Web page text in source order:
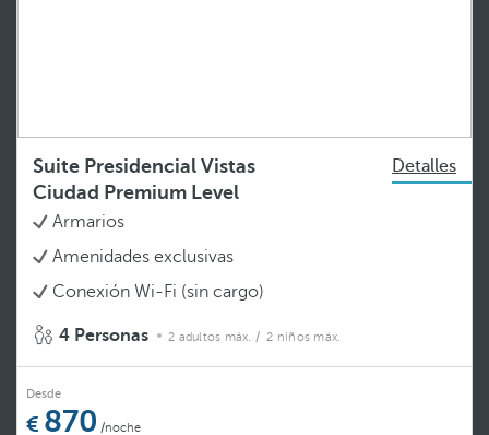
Suite Presidencial Vistas
Ciudad Premium Level
Detalles
Armarios
Amenidades exclusivas
Conexión Wi-Fi (sin cargo)
4 Personas 2 adultos máx. / 2 niños máx.
Desde
870 /noche